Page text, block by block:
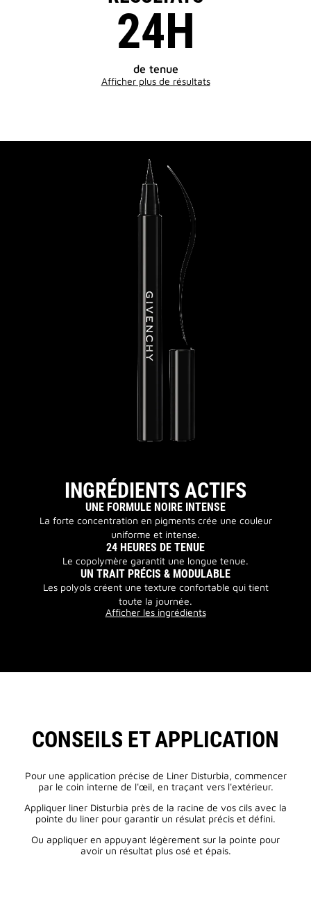
24H
de tenue
Afficher plus de résultats
INGRÉDIENTS ACTIFS
UNE FORMULE NOIRE INTENSE
La forte concentration en pigments crée une couleur
uniforme et intense.
24 HEURES DE TENUE
Le copolymère garantit une longue tenue.
UN TRAIT PRÉCIS & MODULABLE
Les polyols créent une texture confortable qui tient
toute la journée.
Afficher les ingrédients
CONSEILS ET APPLICATION
Pour une application précise de Liner Disturbia, commencer
par le coin interne de l'œil, en traçant vers l'extérieur.
Appliquer liner Disturbia près de la racine de vos cils avec la
pointe du liner pour garantir un résulat précis et défini.
Ou appliquer en appuyant légèrement sur la pointe pour
avoir un résultat plus osé et épais.